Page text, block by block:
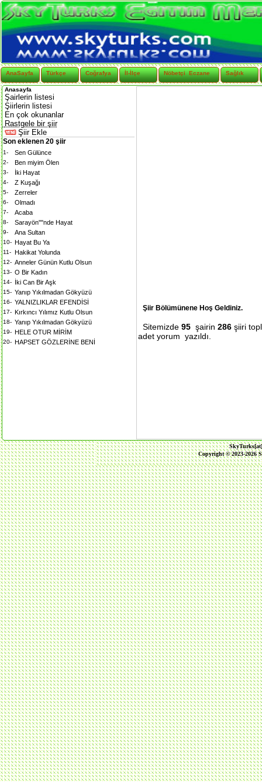
AnaSayfa Türkçe Coğrafya İl-İlçe Nöbetçi Eczane Sağlık
Anasayfa
Şairlerin listesi
Şiirlerin listesi
En çok okunanlar
Rastgele bir şiir
Şiir Ekle
Son eklenen 20 şiir
1- Sen Gülünce
2- Ben miyim Ölen
3- İki Hayat
4- Z Kuşağı
5- Zerreler
6- Olmadı
7- Acaba
8- Sarayön''''nde Hayat
9- Ana Sultan
10- Hayat Bu Ya
11- Hakikat Yolunda
12- Anneler Günün Kutlu Olsun
13- O Bir Kadın
14- İki Can Bir Aşk
15- Yanıp Yıkılmadan Gökyüzü
16- YALNIZLIKLAR EFENDİSİ
17- Kırkıncı Yılımız Kutlu Olsun
18- Yanıp Yıkılmadan Gökyüzü
19- HELE OTUR MİRİM
20- HAPSET GÖZLERİNE BENİ
Şiir Bölümünene Hoş Geldiniz.
Sitemizde 95şairin 286şiiri
adet yorum yazıldı.
Copyright © 2023-2026